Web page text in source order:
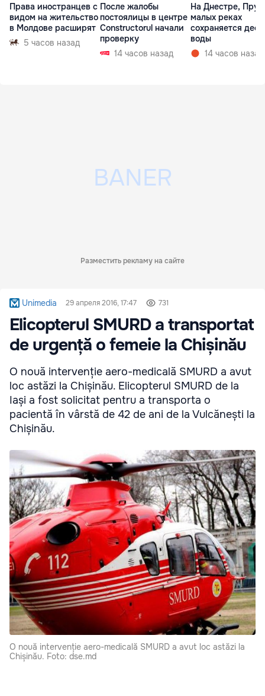
Права иностранцев с
видом на жительство
в Молдове расширят
5 часов назад
После жалобы
постоялицы в центре
Constructorul начали
проверку
14 часов назад
На Днестре,
малых реках
сохраняется
воды
14 часов назад
Разместить рекламу на сайте
Unimedia 29 апреля 2016, 17:47 731
Elicopterul SMURD a transportat
de urgență o femeie la Chișinău
O nouă intervenție aero-medicală SMURD a avut
loc astăzi la Chișinău. Elicopterul SMURD de la
Iași a fost solicitat pentru a transporta o
pacientă în vârstă de 42 de ani de la Vulcănești la
Chișinău.
O nouă intervenție aero-medicală SMURD a avut loc astăzi la
Chișinău. Foto: dse.md